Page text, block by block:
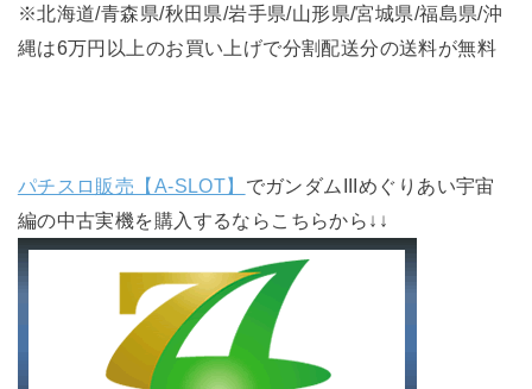
※北海道/青森県/秋田県/岩手県/山形県/宮城県/福島県/沖
縄は6万円以上のお買い上げで分割配送分の送料が無料
パチスロ販売【A-SLOT】 でガンダムIIIめぐりあい宇宙
編の中古実機を購入するならこちらから↓↓